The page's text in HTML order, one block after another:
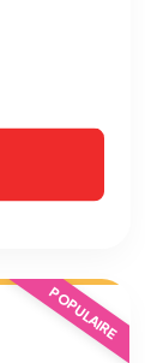
POPULAIRE